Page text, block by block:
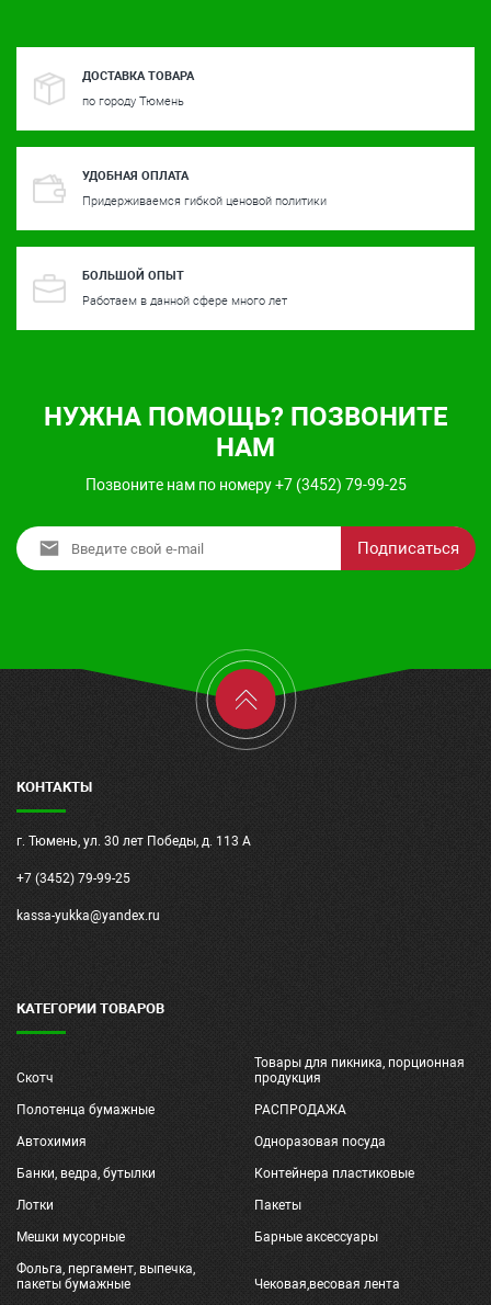
ДОСТАВКА ТОВАРА
по городу Тюмень
УДОБНАЯ ОПЛАТА
Придерживаемся гибкой ценовой политики
БОЛЬШОЙ ОПЫТ
Работаем в данной сфере много лет
НУЖНА ПОМОЩЬ? ПОЗВОНИТЕ
НАМ
Позвоните нам по номеру +7 (3452) 79-99-25
Подписаться
КОНТАКТЫ
г. Тюмень, ул. 30 лет Победы, д. 113 А
+7 (3452) 79-99-25
kassa-yukka@yandex.ru
КАТЕГОРИИ ТОВАРОВ
Скотч
Товары для пикника, порционная
продукция
Полотенца бумажные РАСПРОДАЖА
Автохимия Одноразовая посуда
Банки, ведра, бутылки Контейнера пластиковые
Лотки Пакеты
Мешки мусорные Барные аксессуары
Фольга, пергамент, выпечка,
пакеты бумажные
Чековая,весовая лента